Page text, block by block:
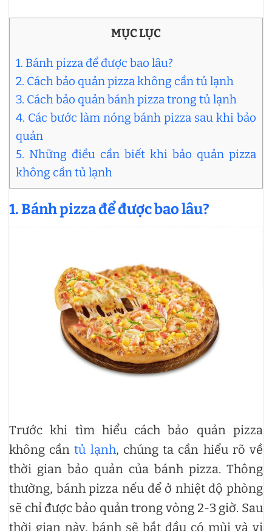
MỤC LỤC
1. Bánh pizza để được bao lâu?
2. Cách bảo quản pizza không cần tủ lạnh
3. Cách bảo quản bánh pizza trong tủ lạnh
4. Các bước làm nóng bánh pizza sau khi bảo
quản
5. Những điều cần biết khi bảo quản pizza
không cần tủ lạnh
1. Bánh pizza để được bao lâu?
Trước khi tìm hiểu cách bảo quản pizza
không cầntủ lạnh, chúng ta cần hiểu rõ về
thời gian bảo quản của bánh pizza. Thông
thường, bánh pizza nếu để ở nhiệt độ phòng
sẽ chỉ được bảo quản trong vòng 2-3 giờ. Sau
thời gian này, bánh sẽ bắt đầu có mùi và vị